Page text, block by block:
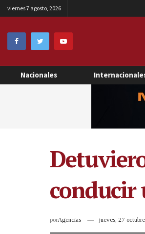
viernes 7 agosto, 2026
Nacionales
conducir
porAgencias jueves, 27